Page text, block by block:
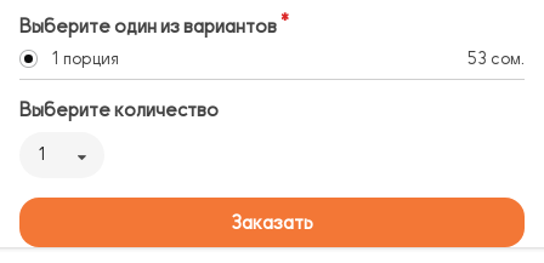
Выберите один из вариантов
1 порция 53 сом.
Выберите количество
1
Заказать